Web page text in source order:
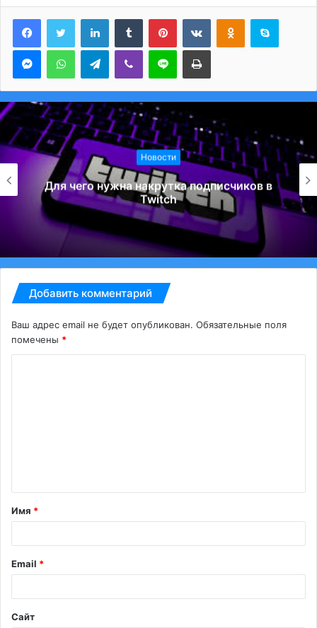
LinkedInTumblr PinterestВконтактеОдноклассники
Skype
MessengerWhatsAppTelegramViber Line Печатать
Новости
Для чего нужна накрутка подписчиков в
Twitch
Добавить комментарий
Ваш адрес email не будет опубликован. Обязательные поля
помечены *
т
а
й
*
Имя *
Email *
Сайт